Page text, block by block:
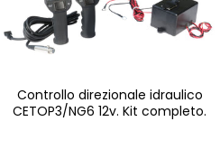
Controllo direzionale idraulico
CETOP3/NG6 12v. Kit completo.